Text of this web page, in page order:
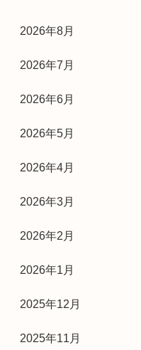
2026年8月
2026年7月
2026年6月
2026年5月
2026年4月
2026年3月
2026年2月
2026年1月
2025年12月
2025年11月